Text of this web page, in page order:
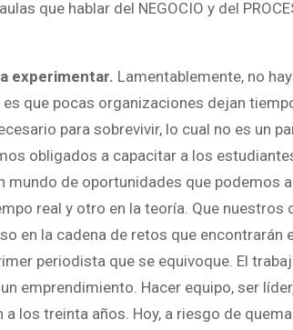
que hablar del NEGOCIO y del
experimentar. Lamentablemente, no
es que pocas organizaciones dejan
para sobrevivir, lo cual no es un
obligados a capacitar a los
mundo de oportunidades que podemos
real y otro en la teoría. Que nuestros
en la cadena de retos que encontrarán
periodista que se equivoque. El
emprendimiento. Hacer equipo, ser
los treinta años. Hoy, a riesgo de